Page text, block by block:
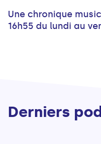
Une chronique
16h55 du lundi au
Derniers